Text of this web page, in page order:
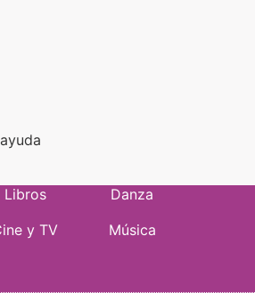
Libros
Danza
y TV
Música